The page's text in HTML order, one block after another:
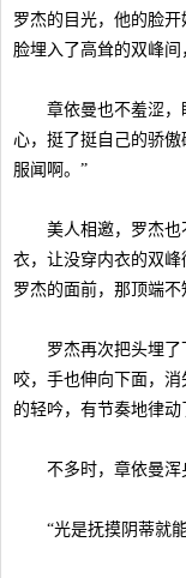
罗杰的目光，他的脸
脸埋入了高耸的双峰间
章依曼也不羞涩，
心，挺了挺自己的骄
服闻啊。”
美人相邀，罗杰也
衣，让没穿内衣的双
罗杰的面前，那顶端不
罗杰再次把头埋了
咬，手也伸向下面，
的轻吟，有节奏地律动
不多时，章依曼浑身
“光是抚摸阴蒂就能